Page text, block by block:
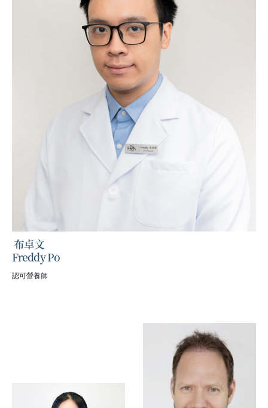
布卓文
Freddy Po
認可營養師